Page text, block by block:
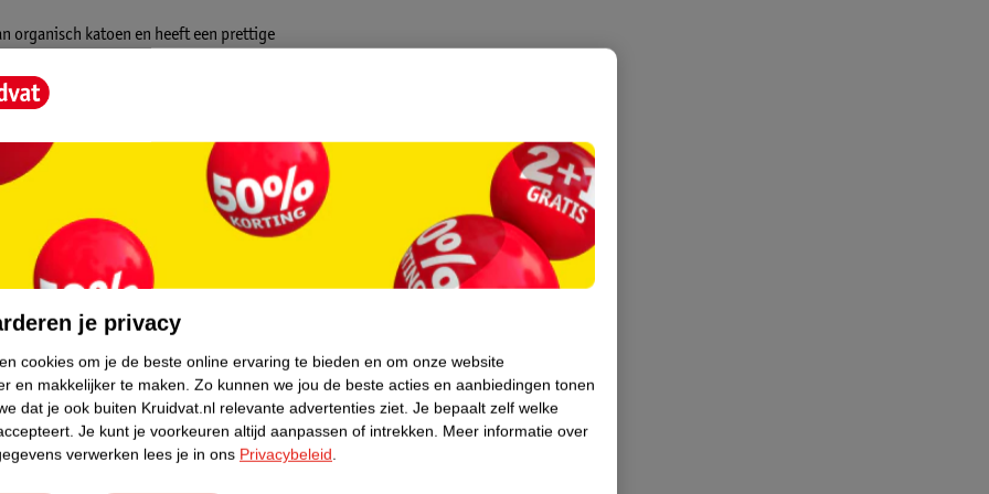
organisch katoen en heeft een prettige
als ondersteuning tijdens het voeden
rug. Het kussen is namelijk op elke
je privacy
cookies om je de beste online ervaring te bieden en om onze website
en makkelijker te maken. Zo kunnen we jou de beste acties en aanbiedingen tonen
dat je ook buiten Kruidvat.nl relevante advertenties ziet. Je bepaalt zelf welke
Je kunt je voorkeuren altijd aanpassen of intrekken. Meer informatie over
verwerken lees je in ons Privacybeleid.